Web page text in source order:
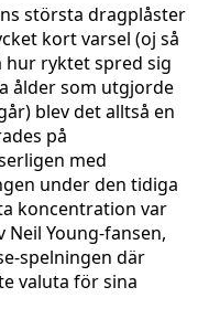
största dragplåster
kort varsel (oj så
ryktet spred sig
ålder som utgjorde
blev det alltså en
på
med
under den tidiga
koncentration var
Young-fansen,
spelningen där
valuta för sina